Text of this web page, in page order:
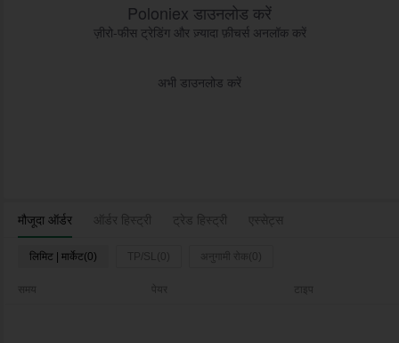
मौजूदा ऑर्डर ऑर्डर हिस्ट्री ट्रेड हिस्ट्री एस्सेट्स
लिमिट | मार्केट(0) TP/SL(0) अनुगामी रोक(0)
समय
Poloniex डाउनलोड करें
ज़ीरो-फीस ट्रेडिंग और ज़्यादा फ़ीचर्स अनलॉक करें
अभी डाउनलोड करें